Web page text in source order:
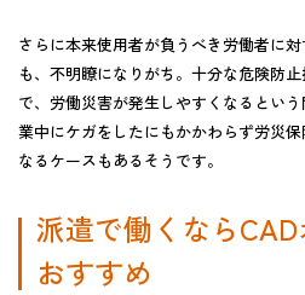
さらに本来使用者が負うべき労働者に
も、不明瞭になりがち。 十分な危険防
で、労働災害が発生しやすくなるとい
業中にケガをしたにもかかわらず労災
なるケースもあるそうです。
派遣で働くなら
おすすめ